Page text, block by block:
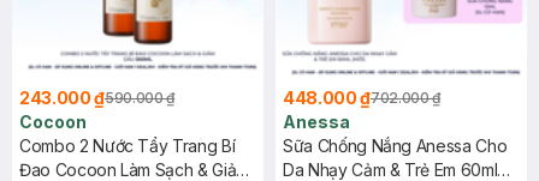
243.000 ₫590.000 ₫
Cocoon
Combo 2 Nước Tẩy Trang Bí
Đao Cocoon Làm Sạch & Giảm
448.000 ₫702.000 ₫
Anessa
Sữa Chống Nắng Anessa Cho
Da Nhạy Cảm & Trẻ Em 60ml